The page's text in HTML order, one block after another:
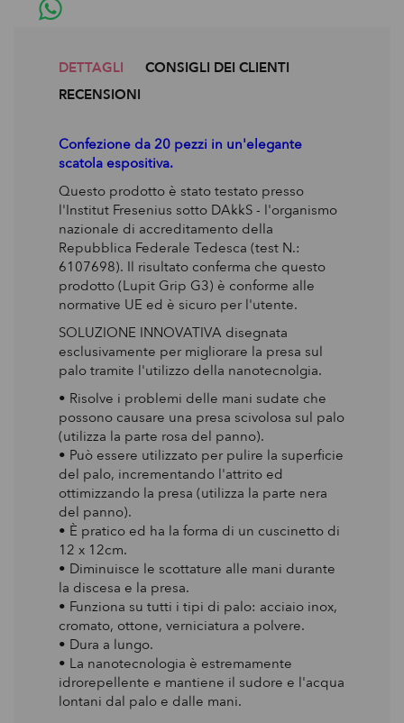
DETTAGLI
CONSIGLI DEI CLIENTI
RECENSIONI
Confezione da 20 pezzi in un'elegante
scatola espositiva.
Questo prodotto è stato testato presso
l'Institut Fresenius sotto DAkkS - l'organismo
nazionale di accreditamento della
Repubblica Federale Tedesca (test N.:
6107698). Il risultato conferma che questo
prodotto (Lupit Grip G3) è conforme alle
normative UE ed è sicuro per l'utente.
SOLUZIONE INNOVATIVA disegnata
esclusivamente per migliorare la presa sul
palo tramite l'utilizzo della nanotecnolgia.
• Risolve i problemi delle mani sudate che
possono causare una presa scivolosa sul palo
(utilizza la parte rosa del panno).
• Può essere utilizzato per pulire la superficie
del palo, incrementando l'attrito ed
ottimizzando la presa (utilizza la parte nera
del panno).
• È pratico ed ha la forma di un cuscinetto di
12 x 12cm.
• Diminuisce le scottature alle mani durante
la discesa e la presa.
• Funziona su tutti i tipi di palo: acciaio inox,
cromato, ottone, verniciatura a polvere.
• Dura a lungo.
• La nanotecnologia è estremamente
idrorepellente e mantiene il sudore e l'acqua
lontani dal palo e dalle mani.